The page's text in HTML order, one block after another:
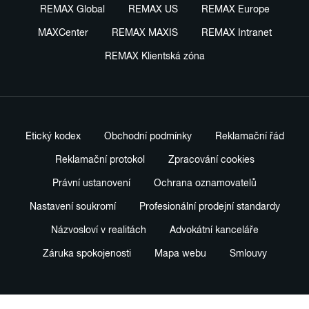
REMAX Global REMAX US REMAX Europe
MAXCenter REMAX MAXIS REMAX Intranet
REMAX Klientská zóna
Etický kodex Obchodní podmínky Reklamační řád
Reklamační protokol Zpracování cookies
Právní ustanovení Ochrana oznamovatelů
Nastavení soukromí Profesionální prodejní standardy
Názvosloví v realitách Advokátní kanceláře
Záruka spokojenosti Mapa webu Smlouvy